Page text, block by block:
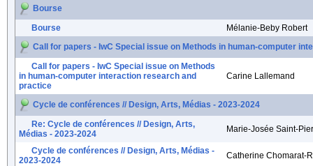
Bourse
Bourse
Mélanie-Beby Robert
Call for papers - IwC Special issue on Methods in human-computer
Call for papers - IwC Special issue on Methods
in human-computer interaction research and
practice
Carine Lallemand
Cycle de conférences // Design, Arts, Médias - 2023-2024
Re: Cycle de conférences // Design, Arts,
Médias - 2023-2024
Marie-Josée Saint-
Cycle de conférences // Design, Arts, Médias -
2023-2024
Catherine Chomarat-